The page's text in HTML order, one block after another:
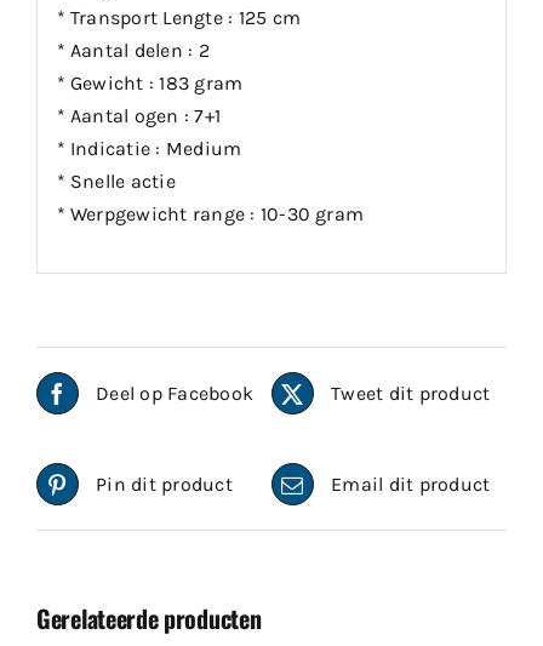
* Transport Lengte : 125 cm
* Aantal delen : 2
* Gewicht : 183 gram
* Aantal ogen : 7+1
* Indicatie : Medium
* Snelle actie
* Werpgewicht range : 10-30 gram
Deel op Facebook Tweet dit product
Pin dit product Email dit product
Gerelateerde producten